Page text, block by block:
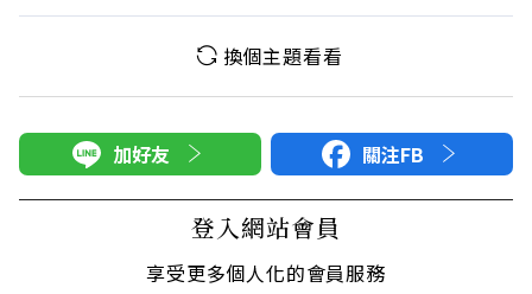
換個主題看看
加好友 關注FB
登入網站會員
享受更多個人化的會員服務